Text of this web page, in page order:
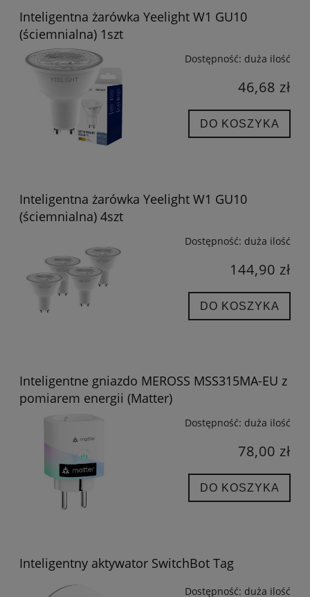
Inteligentna żarówka Yeelight W1 GU10
(ściemnialna) 1szt
Dostępność: duża ilość
46,68 zł
DO KOSZYKA
Inteligentna żarówka Yeelight W1 GU10
(ściemnialna) 4szt
Dostępność: duża ilość
144,90 zł
DO KOSZYKA
Inteligentne gniazdo MEROSS MSS315MA-EU z
pomiarem energii (Matter)
Dostępność: duża ilość
78,00 zł
DO KOSZYKA
Inteligentny aktywator SwitchBot Tag
Dostępność: duża ilość